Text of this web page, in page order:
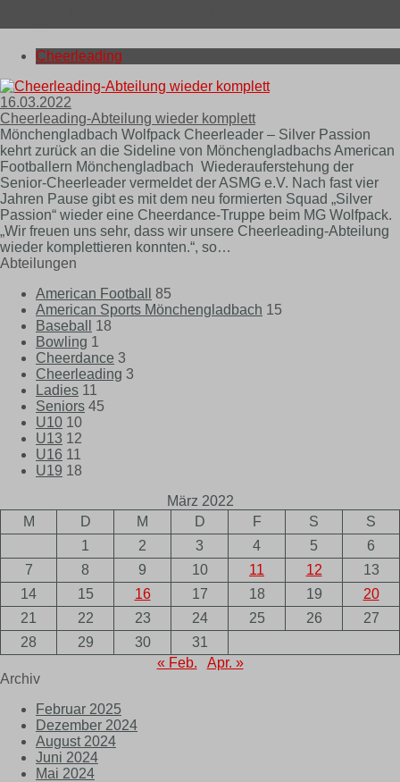
Cheerleading
16.03.2022
Cheerleading-Abteilung wieder komplett
Mönchengladbach Wolfpack Cheerleader – Silver Passion
kehrt zurück an die Sideline von Mönchengladbachs American
Footballern Mönchengladbach Wiederauferstehung der
Senior-Cheerleader vermeldet der ASMG e.V. Nach fast vier
Jahren Pause gibt es mit dem neu formierten Squad „Silver
Passion“ wieder eine Cheerdance-Truppe beim MG Wolfpack.
„Wir freuen uns sehr, dass wir unsere Cheerleading-Abteilung
wieder komplettieren konnten.“, so…
Abteilungen
American Football
85
American Sports Mönchengladbach 15
Baseball
18
Bowling 1
Cheerdance 3
Cheerleading 3
Ladies 11
Seniors 45
U10 10
U13 12
U16 11
U19 18
März 2022
M
D M D F S
S
1
2 3 4 5
6
7
8 9 10 11 12
13
14
15 16 17 18 19
20
21
22 23 24 25 26
27
28
29 30
31
« Feb.
Apr. »
Archiv
Februar 2025
Dezember 2024
August 2024
Juni 2024
Mai 2024